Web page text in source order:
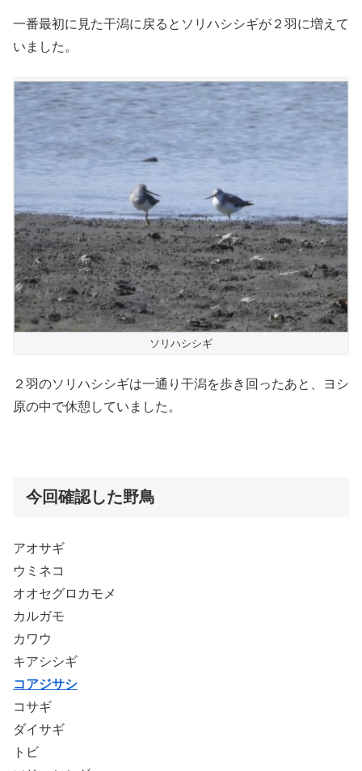
一番最初に見た干潟に戻るとソリハシシギが２羽に増えて
いました。
ソリハシシギ
２羽のソリハシシギは一通り干潟を歩き回ったあと、ヨシ
原の中で休憩していました。
今回確認した野鳥
アオサギ
ウミネコ
オオセグロカモメ
カルガモ
カワウ
キアシシギ
コアジサシ
コサギ
ダイサギ
トビ